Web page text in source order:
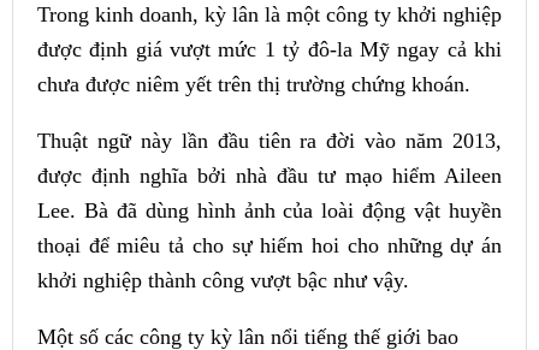
Trong kinh doanh, kỳ lân là một công ty khởi nghiệp
được định giá vượt mức 1 tỷ đô-la Mỹ ngay cả khi
chưa được niêm yết trên thị trường chứng khoán.
Thuật ngữ này lần đầu tiên ra đời vào năm 2013,
được định nghĩa bởi nhà đầu tư mạo hiểm Aileen
Lee. Bà đã dùng hình ảnh của loài động vật huyền
thoại để miêu tả cho sự hiếm hoi cho những dự án
khởi nghiệp thành công vượt bậc như vậy.
Một số các công ty kỳ lân nổi tiếng thế giới bao